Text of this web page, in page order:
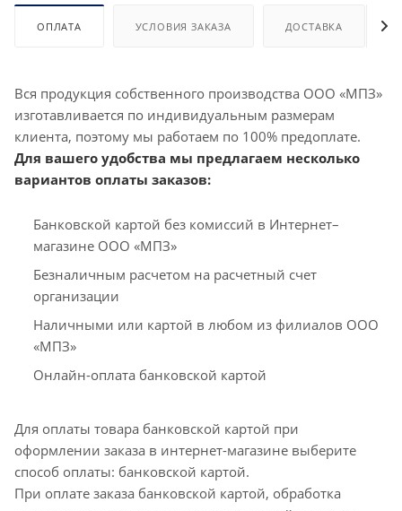
ОПЛАТА УСЛОВИЯ ЗАКАЗА ДОСТАВКА
Вся продукция собственного производства ООО «МПЗ»
изготавливается по индивидуальным размерам
клиента, поэтому мы работаем по 100% предоплате.
Для вашего удобства мы предлагаем несколько
вариантов оплаты заказов:
Банковской картой без комиссий в Интернет–
магазине ООО «МПЗ»
Безналичным расчетом на расчетный счет
организации
Наличными или картой в любом из филиалов ООО
«МПЗ»
Онлайн-оплата банковской картой
Для оплаты товара банковской картой при
оформлении заказа в интернет-магазине выберите
способ оплаты: банковской картой.
При оплате заказа банковской картой, обработка